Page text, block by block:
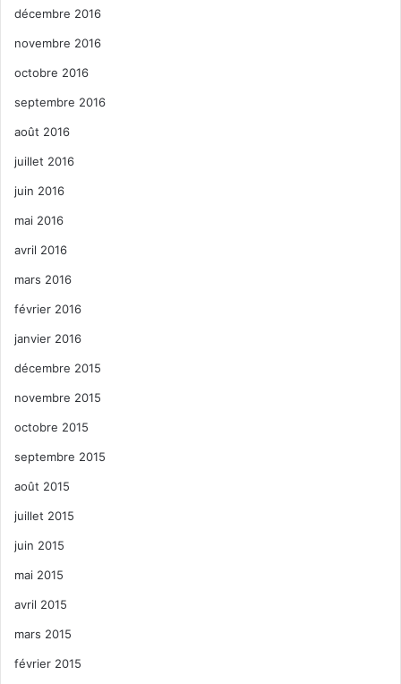
décembre 2016
novembre 2016
octobre 2016
septembre 2016
août 2016
juillet 2016
juin 2016
mai 2016
avril 2016
mars 2016
février 2016
janvier 2016
décembre 2015
novembre 2015
octobre 2015
septembre 2015
août 2015
juillet 2015
juin 2015
mai 2015
avril 2015
mars 2015
février 2015